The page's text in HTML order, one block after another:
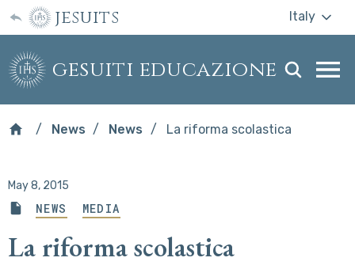
jesuits Italy
gesuiti educazione
News News La riforma scolastica
May 8, 2015
NEWS MEDIA
La riforma scolastica